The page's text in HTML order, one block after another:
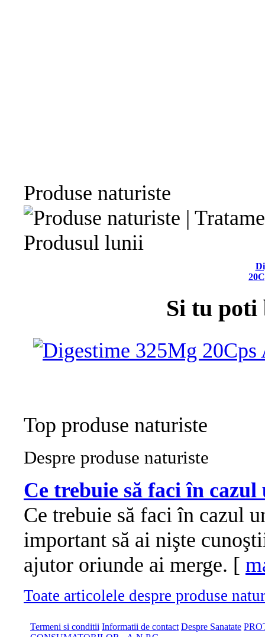
Produse naturiste
Produsul lunii
Si tu poti
Top produse naturiste
Despre produse naturiste
Ce trebuie să faci în
Ce trebuie să faci în cazul
important să ai nişte
ajutor oriunde ai merge. [
Toate articolele despre produse
Termeni si conditii Informatii de contact Despre Sanatate